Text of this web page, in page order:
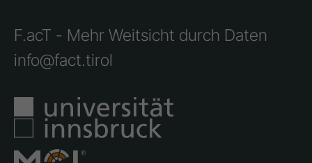
F.acT - Mehr Weitsicht durch Daten
info@fact.tirol